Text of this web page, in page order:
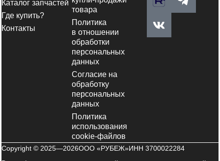
Каталог запчастей
Где купить?
Контакты
товара
Политика
в отношении
обработки
персональных
данных
Согласие на
обработку
персональных
данных
Политика
использования
cookie-файлов
e
n
e
k
Copyright © 2025—2026ООО «РУБЕЖ»ИНН 3700022284